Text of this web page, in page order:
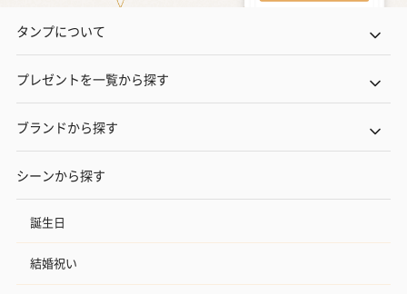
タンプについて
プレゼントを一覧から探す
ブランドから探す
シーンから探す
誕生日
結婚祝い